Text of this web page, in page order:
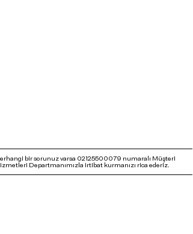
bir sorunuz varsa 02125500079 numaralı Müşteri
Departmanımızla irtibat kurmanızı rica ederiz.